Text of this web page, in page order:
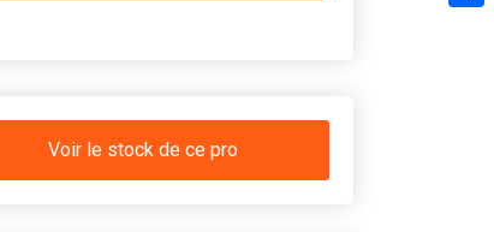
Voir le stock de ce pro